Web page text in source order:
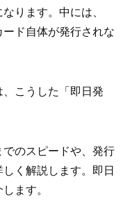
なります。中には、
ード自体が発行されな
こうした「即日発
のスピードや、発行
く解説します。即日
ます。